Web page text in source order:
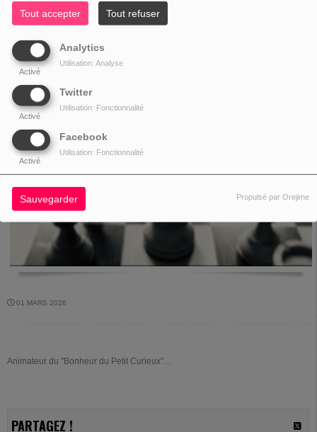
Tout accepter Tout refuser
Analytics
Activé
Utilisation: Analyse
Twitter
Activé
Utilisation: Fonctionnalité
Facebook
Activé
Utilisation: Fonctionnalité
Sauvegarder Propulsé par Orejime
01 MARS 2026
Animateur du "Bonheur du Petit Curieux"…
PARTAGEZ !